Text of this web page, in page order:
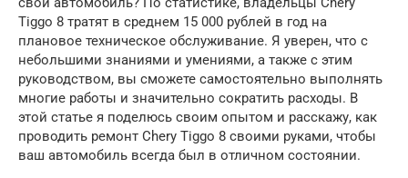
Tiggo 8 тратят в среднем 15 000 рублей в год на
плановое техническое обслуживание. Я уверен, что с
небольшими знаниями и умениями, а также с этим
руководством, вы сможете самостоятельно выполнять
многие работы и значительно сократить расходы. В
этой статье я поделюсь своим опытом и расскажу, как
проводить ремонт Chery Tiggo 8 своими руками, чтобы
ваш автомобиль всегда был в отличном состоянии.